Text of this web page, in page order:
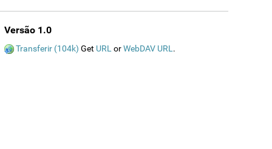
Versão 1.0
Transferir (104k) Get URL orWebDAV URL .